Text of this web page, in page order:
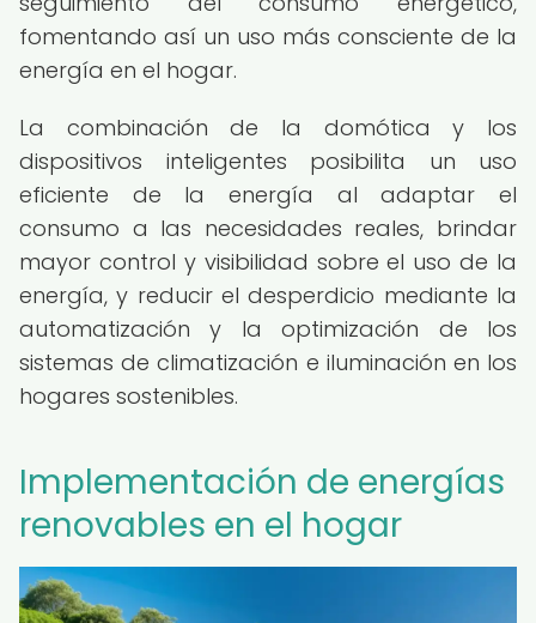
fomentando así un uso más consciente de la
energía en el hogar.
La combinación de la domótica y los
dispositivos inteligentes posibilita un uso
eficiente de la energía al adaptar el
consumo a las necesidades reales, brindar
mayor control y visibilidad sobre el uso de la
energía, y reducir el desperdicio mediante la
automatización y la optimización de los
sistemas de climatización e iluminación en los
hogares sostenibles.
Implementación de energías
renovables en el hogar